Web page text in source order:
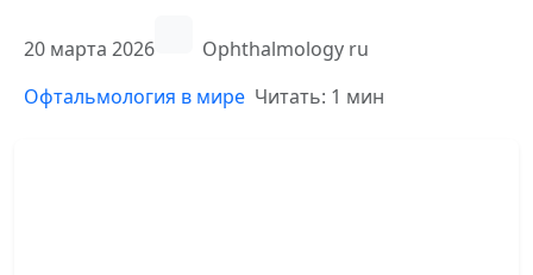
20 марта 2026
Ophthalmology ru
Офтальмология в мире Читать: 1 мин